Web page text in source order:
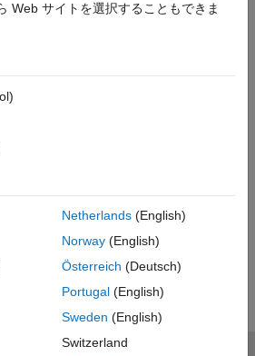
for IP
ティング
ティングします。
法
to the IP Camera using the
error.
FPV video to one of the UDP ports in
.
の情報は役に立ちましたか？
Web サイトを選択することもできま
Netherlands(English)
Norway(English)
Österreich (Deutsch)
Portugal(English)
Sweden (English)
Switzerland